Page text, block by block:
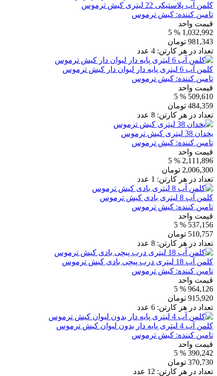
کلمن آب پلاستیکی 22 لیتری کیش ترموس
تامین کننده: کیش ترموس
قیمت واحد
1,032,992
% 5
981,343 تومان
تعداد در هر کارتن: 4 عدد
کلمن آب 6 لیتری پایه دار لیوان دار کیش ترموس
تامین کننده: کیش ترموس
قیمت واحد
509,610
% 5
484,359 تومان
تعداد در هر کارتن: 8 عدد
یخدان 38 لیتری کیش ترموس
تامین کننده: کیش ترموس
قیمت واحد
2,111,896
% 5
2,006,300 تومان
تعداد در هر کارتن: 1 عدد
کلمن آب 8 لیتری بادی کیش ترموس
تامین کننده: کیش ترموس
قیمت واحد
537,156
% 5
510,757 تومان
تعداد در هر کارتن: 8 عدد
کلمن آب 18 لیتری درب پیچی بادی کیش ترموس
تامین کننده: کیش ترموس
قیمت واحد
964,126
% 5
915,920 تومان
تعداد در هر کارتن: 6 عدد
کلمن آب 4 لیتری پایه دار بدون لیوان کیش ترموس
تامین کننده: کیش ترموس
قیمت واحد
390,242
% 5
370,730 تومان
تعداد در هر کارتن: 12 عدد